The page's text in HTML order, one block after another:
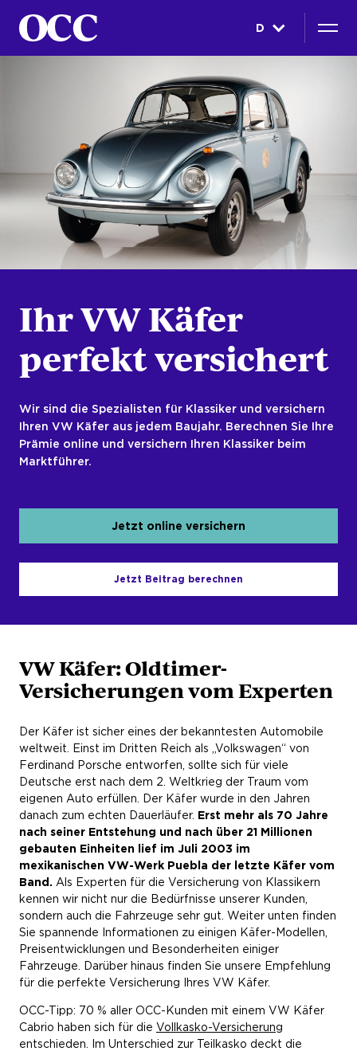
D
Ihr VW Käfer
perfekt versichert
Wir sind die Spezialisten für Klassiker und versichern
Ihren VW Käfer aus jedem Baujahr. Berechnen Sie Ihre
Prämie online und versichern Ihren Klassiker beim
Marktführer.
Jetzt online versichern
Jetzt Beitrag berechnen
VW Käfer: Oldtimer-
Versicherungen vom Experten
Der Käfer ist sicher eines der bekanntesten Automobile
weltweit. Einst im Dritten Reich als „Volkswagen“ von
Ferdinand Porsche entworfen, sollte sich für viele
Deutsche erst nach dem 2. Weltkrieg der Traum vom
eigenen Auto erfüllen. Der Käfer wurde in den Jahren
danach zum echten Dauerläufer. Erst mehr als 70 Jahre
nach seiner Entstehung und nach über 21 Millionen
gebauten Einheiten lief im Juli 2003 im
mexikanischen VW-Werk Puebla der letzte Käfer vom
Band. Als Experten für die Versicherung von Klassikern
kennen wir nicht nur die Bedürfnisse unserer Kunden,
sondern auch die Fahrzeuge sehr gut. Weiter unten finden
Sie spannende Informationen zu einigen Käfer-Modellen,
Preisentwicklungen und Besonderheiten einiger
Fahrzeuge. Darüber hinaus finden Sie unsere Empfehlung
für die perfekte Versicherung Ihres VW Käfer.
OCC-Tipp: 70 % aller OCC-Kunden mit einem VW Käfer
Cabrio haben sich für die Vollkasko-Versicherung
entschieden. Im Unterschied zur Teilkasko deckt die